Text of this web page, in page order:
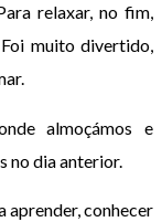
relaxar, no fim,
muito divertido,
almoçámos e
no dia anterior.
aprender, conhecer